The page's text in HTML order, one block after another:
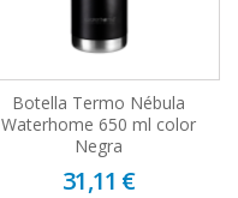
Botella Termo Nébula
Waterhome 650 ml color
Negra
31,11 €